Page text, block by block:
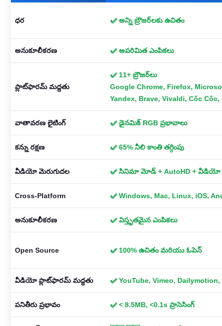
ధర ✅ అన్ని బ్రౌజర్‌లకు ఉచితం
అనుకూలీకరణ ✅ అపరిమిత ఎంపికలు
ప్లాట్‌ఫారమ్ మద్దతు
✅ 11+ బ్రౌజర్‌లు
Google Chrome, Firefox,
Yandex, Brave, Vivaldi, Cốc
వాతావరణ లైటింగ్ ✅ డైనమిక్ RGB ప్రభావాలు
కన్ను రక్షణ ✅ 65% నీలి కాంతి తగ్గింపు
వీడియో మెరుగుదల ✅ సినిమా మోడ్ + AutoHD + వీడియో
Cross-Platform ✅ Windows, Mac, Linux, iOS,
అనుకూలీకరణ ✅ విస్తృతమైన ఎంపికలు
Open Source ✅ 100% ఉచితం మరియు ఓపెన్
వీడియో ప్లాట్‌ఫారమ్ మద్దతు ✅ YouTube, Vimeo, Dailymotion,
పనితీరు ప్రభావం ✅ < 8.5MB, <0.1s ప్రాసెసింగ్